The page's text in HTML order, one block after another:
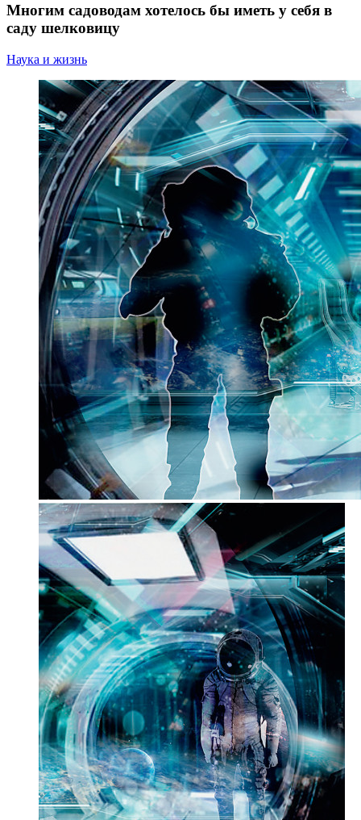
Многим садоводам хотелось бы иметь у себя в
саду шелковицу
Наука и жизнь